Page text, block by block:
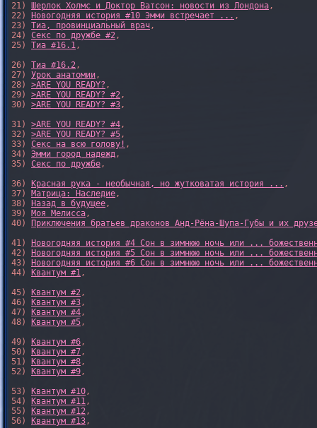
21) Шерлок Холмс и Доктор Ватсон: новости из Лондона,
22)
Новогодняя история #10 Эмми встречает ... ,
23) Тиа, провинциальный врач,
24) Секс по дружбе #2,
25) Тиа #16.1,
26) Тиа #16.2,
27) Урок анатомии,
28) >ARE YOU READY? ,
29) >ARE YOU READY? #2,
30) >ARE YOU READY? #3,
31) >ARE YOU READY? #4,
32) >ARE YOU READY? #5,
33) Секс на всю голову! ,
34) Эмми город надежд,
35) Секс по дружбе,
36)
Красная рука - необычная, но жутковатая история ... ,
37) Матрица: Наследие,
38)
Назад в будущее,
39) Моя Мелисса,
40)
Приключения братьев драконов Анд-Рёна-Шупа-Губы и их
41)
Новогодняя история #4 Сон в зимнюю ночь или ...
42)
Новогодняя история #5 Сон в зимнюю ночь или ...
43)
Новогодняя история #6 Сон в зимнюю ночь или ...
44)
Квантум #1,
45)
Квантум #2,
46)
Квантум #3,
47)
Квантум #4,
48)
Квантум #5,
49)
Квантум #6,
50)
Квантум #7,
51)
Квантум #8,
52)
Квантум #9,
53)
Квантум #10,
54)
Квантум #11,
55)
Квантум #12,
56)
Квантум #13,